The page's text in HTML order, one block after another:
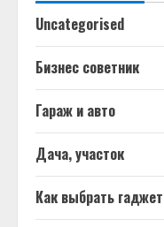
Uncategorised
Бизнес советник
Гараж и авто
Дача, участок
Как выбрать гаджет